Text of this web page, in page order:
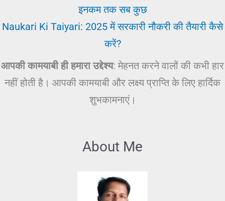
इनकम तक सब कुछ
Naukari Ki Taiyari: 2025 में सरकारी नौकरी की तैयारी कैसे
करें?
आपकी कामयाबी ही हमारा उद्देश्य: मेहनत करने वालों की कभी हार
नहीं होती है। आपकी कामयाबी और लक्ष्य प्राप्ति के लिए हार्दिक
शुभकामनाएं।
About Me